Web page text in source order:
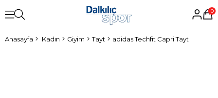
0
Anasayfa Kadın Giyim Tayt adidas Techfit Capri Tayt